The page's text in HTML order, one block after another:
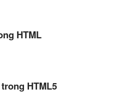
HTML
HTML5